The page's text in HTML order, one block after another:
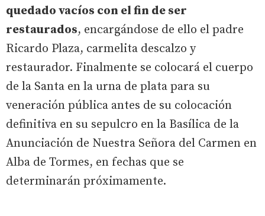
quedado vacíos con el fin de ser
restaurados, encargándose de ello el padre
Ricardo Plaza, carmelita descalzo y
restaurador. Finalmente se colocará el cuerpo
de la Santa en la urna de plata para su
veneración pública antes de su colocación
definitiva en su sepulcro en la Basílica de la
Anunciación de Nuestra Señora del Carmen en
Alba de Tormes, en fechas que se
determinarán próximamente.